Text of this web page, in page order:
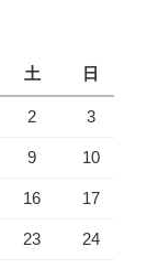
土 日
2 3
9 10
16 17
23 24